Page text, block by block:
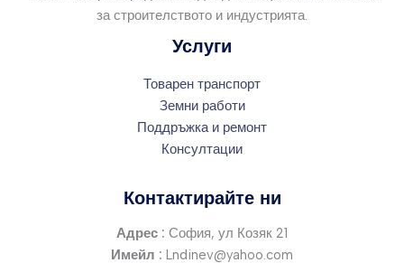
за строителството и индустрията.
Услуги
Товарен транспорт
Земни работи
Поддръжка и ремонт
Консултации
Контактирайте ни
Адрес : София, ул Козяк 21
Имейл : Lndinev@yahoo.com